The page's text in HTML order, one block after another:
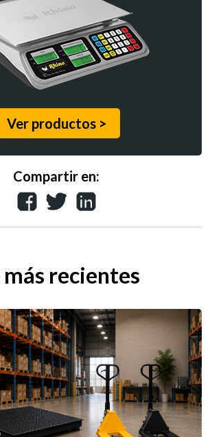
Ver productos >
Compartir en:
recientes